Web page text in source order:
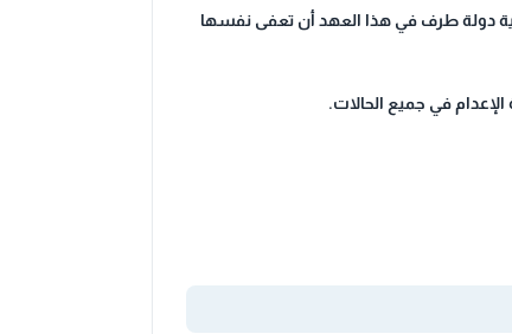
دولة طرف في هذا العهد أن تعفى نفسها